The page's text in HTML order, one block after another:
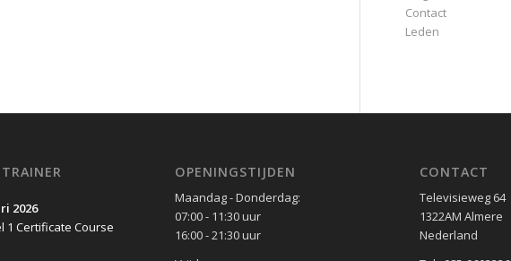
Contact
Leden
2026
1 Certificate Course
OPENINGSTIJDEN
Maandag - Donderdag:
07:00 - 11:30 uur
16:00 - 21:30 uur
CONTACT
Televisieweg 64
1322AM Almere
Nederland